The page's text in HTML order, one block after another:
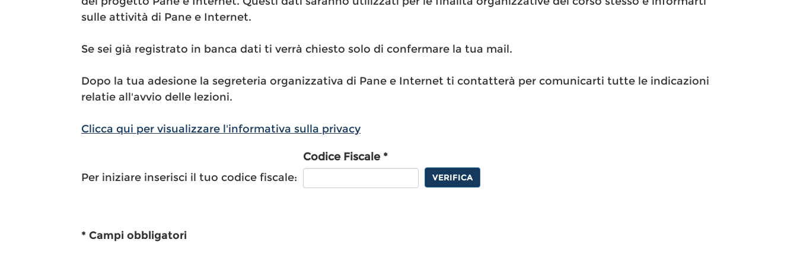
sulle attività di Pane e Internet.
Se sei già registrato in banca dati ti verrà chiesto solo di confermare la tua mail.
Dopo la tua adesione la segreteria organizzativa di Pane e Internet ti contatterà per comunicarti tutte le indicazioni
relatie all'avvio delle lezioni.
Clicca qui per visualizzare l'informativa sulla privacy
Per iniziare inserisci il tuo codice fiscale:
Codice Fiscale *
VERIFICA
* Campi obbligatori